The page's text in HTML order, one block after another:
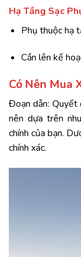
Hạ Tầng Sạc
Phụ thuộc hạ
Cần lên kế
Có Nên Mua
Đoạn dẫn: Quyết
nên dựa trên
chính của bạn.
chính xác.